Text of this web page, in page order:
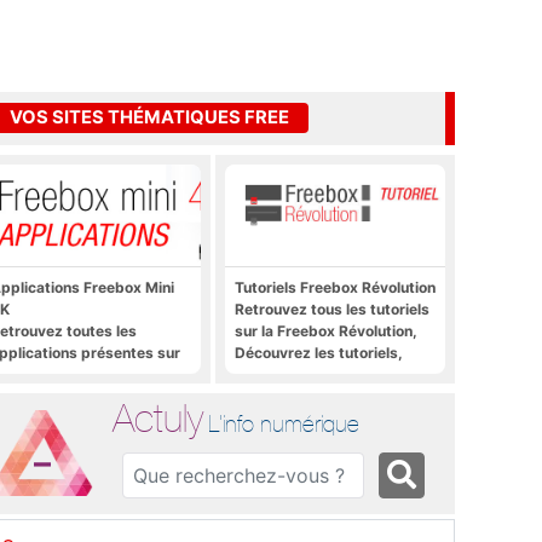
VOS SITES THÉMATIQUES FREE
Freebox Mini
toutes les
présentes sur
Tutoriels Freebox Révolution
Retrouvez tous les tutoriels
sur la Freebox Révolution,
Découvrez les tutoriels,
Freebox Server, Freebox
Actuly L'info numérique